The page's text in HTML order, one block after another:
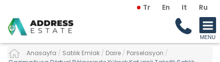
Tr En It Ru
Anasayfa / Satılık Emlak / Daire / Parselasyon /